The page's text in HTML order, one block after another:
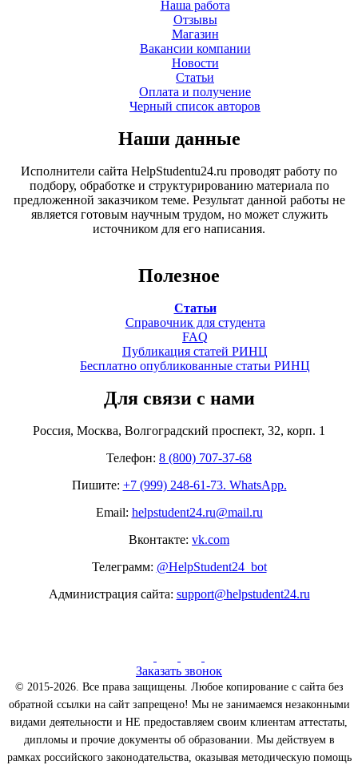
Наша работа
Отзывы
Магазин
Вакансии компании
Новости
Статьи
Оплата и получение
Черный список авторов
Наши данные
Исполнители сайта HelpStudentu24.ru проводят работу по
подбору, обработке и структурированию материала по
предложенной заказчиком теме. Результат данной работы не
является готовым научным трудом, но может служить
источником для его написания.
Полезное
Статьи
Справочник для студента
FAQ
Публикация статей РИНЦ
Бесплатно опубликованные статьи РИНЦ
Для связи с нами
Россия, Москва, Волгоградский проспект, 32, корп. 1
Телефон: 8 (800) 707-37-68
Пишите: +7 (999) 248-61-73. WhatsApp.
Email: helpstudent24.ru@mail.ru
Вконтакте: vk.com
Телеграмм: @HelpStudent24_bot
Администрация сайта: support@helpstudent24.ru
Заказать звонок
© 2015-2026. Все права защищены. Любое копирование с сайта без
обратной ссылки на сайт запрещено! Мы не занимаемся незаконными
видами деятельности и НЕ предоставляем своим клиентам аттестаты,
дипломы и прочие документы об образовании. Мы действуем в
рамках российского законодательства, оказывая методическую помощь